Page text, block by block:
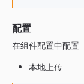
配置
在组件配置中配置
本地上传